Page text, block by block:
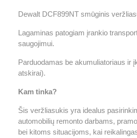
Dewalt DCF899NT smūginis
Lagaminas patogiam įrankio
saugojimui.
Parduodamas be akumuliatoriaus ir
atskirai).
Kam tinka?
Šis veržliasukis yra idealus
automobilių remonto darbams,
bei kitoms situacijoms, kai